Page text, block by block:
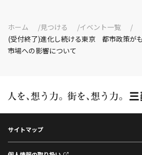
ホーム 見つける
イベント一覧
(受付終了)進化し続ける東京 都市政策が
市場への影響について
サイトマップ